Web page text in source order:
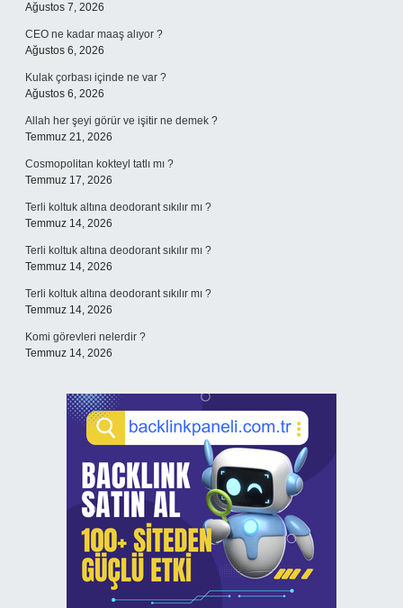
Ağustos 7, 2026
CEO ne kadar maaş alıyor ?
Ağustos 6, 2026
Kulak çorbası içinde ne var ?
Ağustos 6, 2026
Allah her şeyi görür ve işitir ne demek ?
Temmuz 21, 2026
Cosmopolitan kokteyl tatlı mı ?
Temmuz 17, 2026
Terli koltuk altına deodorant sıkılır mı ?
Temmuz 14, 2026
Terli koltuk altına deodorant sıkılır mı ?
Temmuz 14, 2026
Terli koltuk altına deodorant sıkılır mı ?
Temmuz 14, 2026
Komi görevleri nelerdir ?
Temmuz 14, 2026